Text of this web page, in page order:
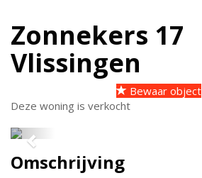
Zonnekers 17
Vlissingen
Bewaar object
Deze woning is verkocht
Previous
Omschrijving